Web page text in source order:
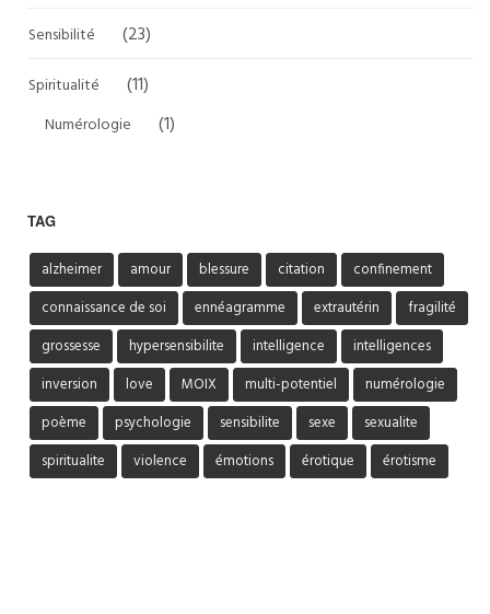
Sensibilité (23)
Spiritualité (11)
Numérologie (1)
TAG
alzheimer amour blessure citation
confinement
connaissance de soi
ennéagramme extrautérin
fragilité
grossesse
hypersensibilite intelligence
intelligences
inversion
love MOIX multi-potentiel
numérologie
poème
psychologie sensibilite sexe
sexualite
spiritualite
violence émotions érotique érotisme